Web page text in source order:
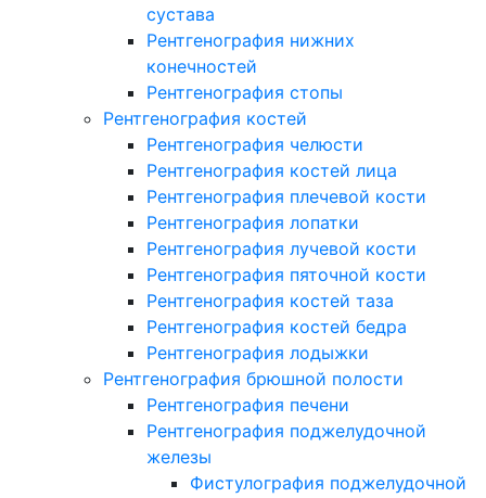
сустава
Рентгенография нижних
конечностей
Рентгенография стопы
Рентгенография костей
Рентгенография челюсти
Рентгенография костей лица
Рентгенография плечевой кости
Рентгенография лопатки
Рентгенография лучевой кости
Рентгенография пяточной кости
Рентгенография костей таза
Рентгенография костей бедра
Рентгенография лодыжки
Рентгенография брюшной полости
Рентгенография печени
Рентгенография поджелудочной
железы
Фистулография поджелудочной